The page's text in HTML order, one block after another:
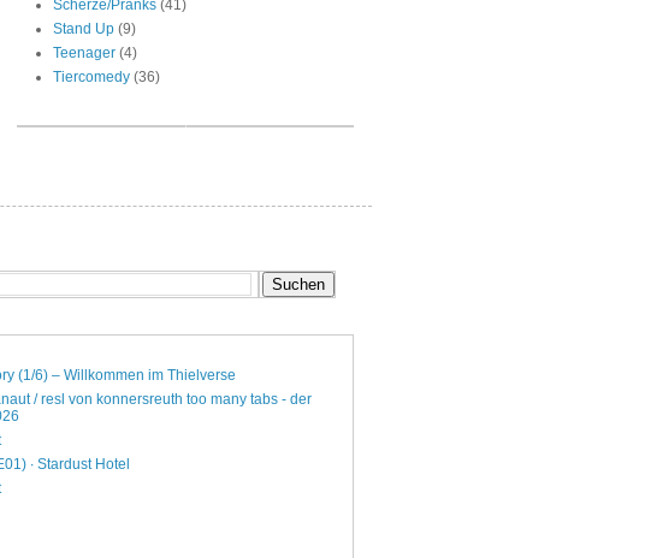
Scherze/Pranks (41)
Stand Up (9)
Teenager (4)
Tiercomedy (36)
(1/6) – Willkommen im Thielverse
/ resl von konnersreuth too many tabs - der
∙ Stardust Hotel